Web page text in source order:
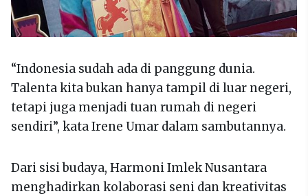
“Indonesia sudah ada di panggung dunia.
Talenta kita bukan hanya tampil di luar negeri,
tetapi juga menjadi tuan rumah di negeri
sendiri”, kata Irene Umar dalam sambutannya.
Dari sisi budaya, Harmoni Imlek Nusantara
menghadirkan kolaborasi seni dan kreativitas